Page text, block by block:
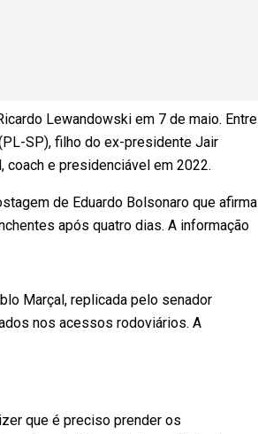
Lewandowski em 7 de maio. Entre
SP), filho do ex-presidente Jair
coach e presidenciável em 2022.
de Eduardo Bolsonaro que afirma
após quatro dias. A informação
Marçal, replicada pelo senador
nos acessos rodoviários. A
que é preciso prender os